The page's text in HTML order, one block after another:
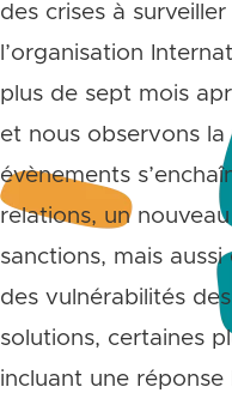
des crises à
l’organisation
plus de sept mois
et nous observons la
évènements
relations, un
sanctions, mais
des vulnérabilités
solutions, certaines
incluant une